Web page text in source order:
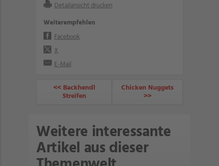
Detailansicht drucken
Weiterempfehlen
Facebook
X
E-Mail
<< Backhendl
Streifen
Chicken Nuggets
>>
Weitere interessante
Artikel aus dieser